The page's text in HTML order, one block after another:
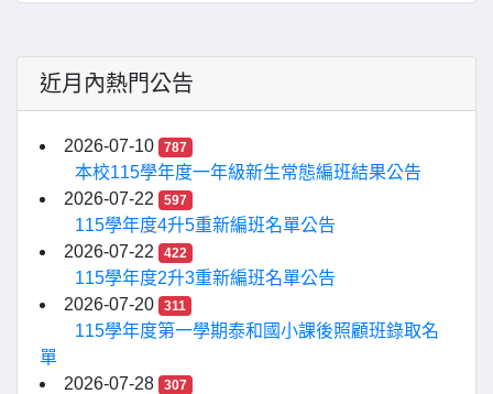
近月內熱門公告
2026-07-10 787
本校115學年度一年級新生常態編班結果公告
2026-07-22
597
115學年度4升5重新編班名單公告
2026-07-22
422
115學年度2升3重新編班名單公告
2026-07-20
311
115學年度第一學期泰和國小課後照顧班錄取名
單
2026-07-28
307